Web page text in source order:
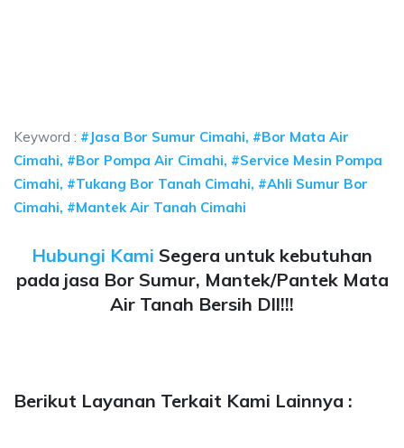
Keyword : #Jasa Bor Sumur Cimahi, #Bor Mata Air
Cimahi, #Bor Pompa Air Cimahi, #Service Mesin Pompa
Cimahi, #Tukang Bor Tanah Cimahi, #Ahli Sumur Bor
Cimahi, #Mantek Air Tanah Cimahi
Hubungi Kami Segera untuk kebutuhan
pada jasa Bor Sumur, Mantek/Pantek Mata
Air Tanah Bersih Dll!!!
Berikut Layanan Terkait Kami Lainnya :